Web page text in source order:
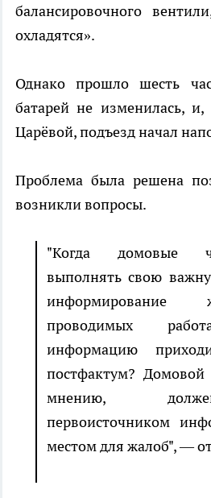
балансировочного
охладятся».
Однако прошло шесть
батарей не изменилась,
Царёвой, подъезд начал
Проблема была решена
возникли вопросы.
"Когда домовые
выполнять свою
проводимых
информацию
постфактум?
мнению,
первоисточником
местом для жалоб", —